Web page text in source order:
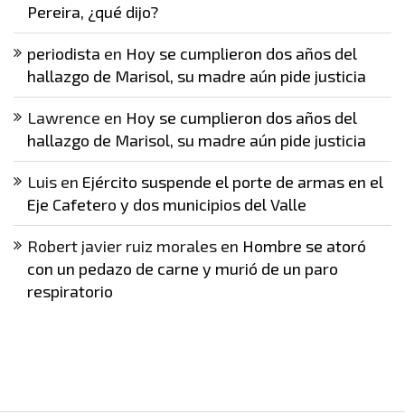
Pereira, ¿qué dijo?
periodista en Hoy se cumplieron dos años del
hallazgo de Marisol, su madre aún pide justicia
Lawrence en Hoy se cumplieron dos años del
hallazgo de Marisol, su madre aún pide justicia
Luis en Ejército suspende el porte de armas en el
Eje Cafetero y dos municipios del Valle
Robert javier ruiz morales en Hombre se atoró
con un pedazo de carne y murió de un paro
respiratorio